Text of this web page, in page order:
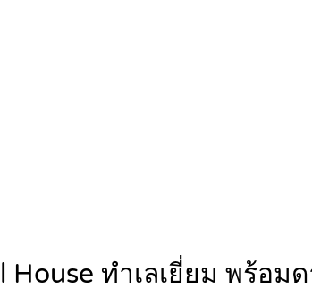
ทำเลเยี่ยม พร้อม